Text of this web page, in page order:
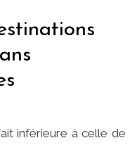
inférieure à celle de